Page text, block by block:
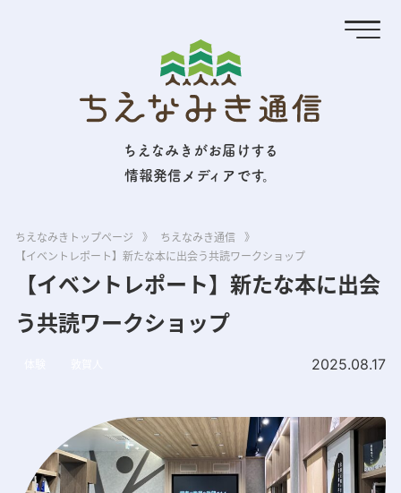
ちえなみきがお届けする
情報発信メディアです。
ちえなみきトップページ 》 ちえなみき通信
》
【イベントレポート】新たな本に出会う共読ワークショップ
【イベントレポート】新たな本に出会
う共読ワークショップ
2025.08.17